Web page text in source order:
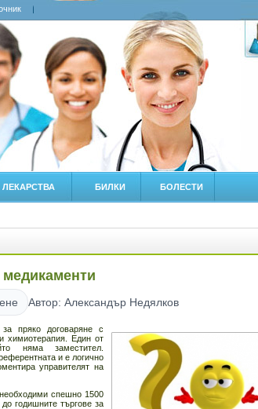
ЛЕКАРСТВА БИЛКИ БОЛЕСТИ
Автор: Александър Недялков
пряко договаряне с
химиотерапия. Един от
няма заместител.
и е логично
управителят на
спешно 1500
годишните търгове за